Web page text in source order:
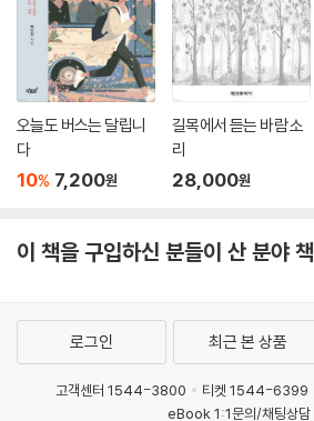
오늘도 버스는 달립니
다
10% 7,200원
길목에서 듣는 바람 소
리
28,000원
이 책을 구입하신 분들이 산 분야 책
로그인 최근 본 상품
고객센터 1544-3800 티켓 1544-6399
eBook 1:1문의/채팅상담